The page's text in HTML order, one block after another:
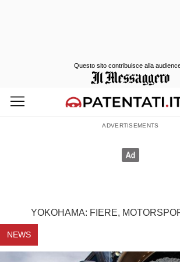
YOKOHAMA: FIERE,
NEWS
Questo sito contribuisce alla